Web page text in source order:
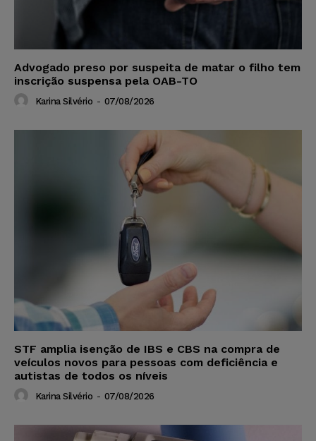
Advogado preso por suspeita de matar o filho tem
inscrição suspensa pela OAB-TO
Karina Silvério - 07/08/2026
STF amplia isenção de IBS e CBS na compra de
veículos novos para pessoas com deficiência e
autistas de todos os níveis
Karina Silvério - 07/08/2026